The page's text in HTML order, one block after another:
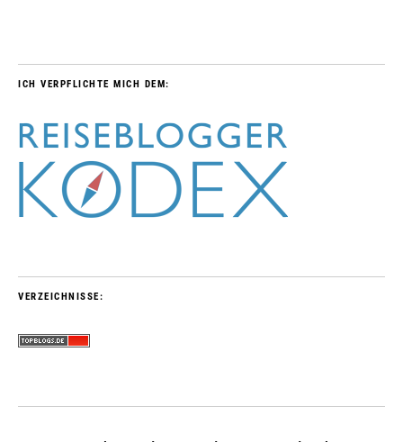
ICH VERPFLICHTE MICH DEM:
VERZEICHNISSE: